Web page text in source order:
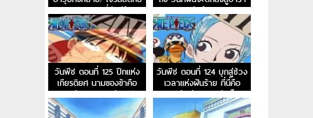
ความยุติธรรมที่มีอยู่น้อย
นิด!
บัสต้า!
วันพีช ตอนที่ 125 ปีกแห่ง
เกียรติยศ นามของข้าคือ
ทหารรักษาอาณาจักรเปรู
วันพีช ตอนที่ 124 บุกสู่ช่วง
เวลาแห่งฝันร้าย ที่นี่คือ
ฐานทัพลับของกลุ่มเม็ด
ทราย